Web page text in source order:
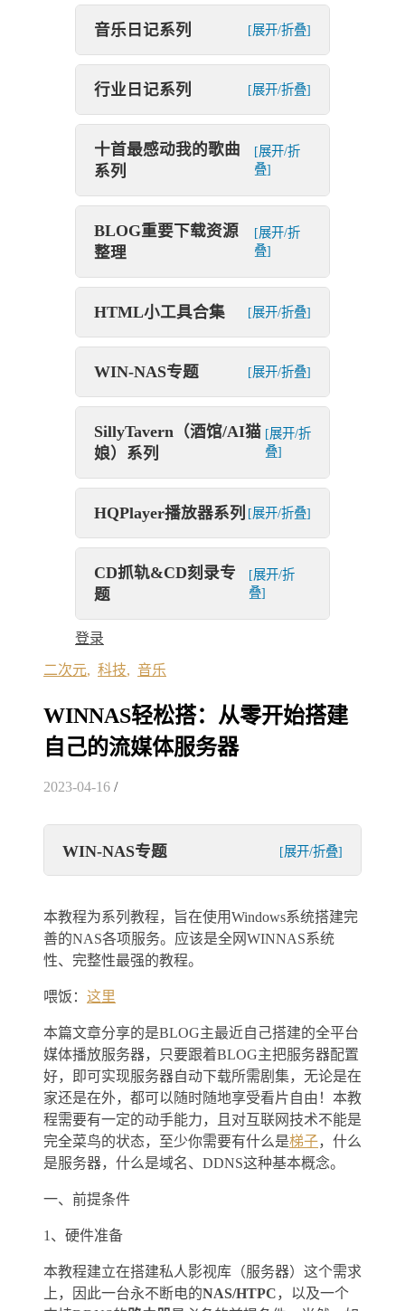
音乐日记系列 [展开/折叠]
行业日记系列 [展开/折叠]
十首最感动我的歌曲
系列
[展开/折
叠]
BLOG重要下载资源
整理
[展开/折
叠]
HTML小工具合集 [展开/折叠]
WIN-NAS专题 [展开/折叠]
SillyTavern（酒馆/AI猫
娘）系列
[展开/折
叠]
HQPlayer播放器系列 [展开/折叠]
CD抓轨&CD刻录专
题
[展开/折
叠]
登录
二次元, 科技, 音乐
WINNAS轻松搭：从零开始搭建
自己的流媒体服务器
2023-04-16 /
WIN-NAS专题 [展开/折叠]
本教程为系列教程，旨在使用Windows系统搭建完
善的NAS各项服务。应该是全网WINNAS系统
性、完整性最强的教程。
喂饭： 这里
本篇文章分享的是BLOG主最近自己搭建的全平台
媒体播放服务器，只要跟着BLOG主把服务器配置
好，即可实现服务器自动下载所需剧集，无论是在
家还是在外，都可以随时随地享受看片自由！本教
程需要有一定的动手能力，且对互联网技术不能是
完全菜鸟的状态，至少你需要有什么是梯子，什么
是服务器，什么是域名、DDNS这种基本概念。
一、前提条件
1、硬件准备
本教程建立在搭建私人影视库（服务器）这个需求
上，因此一台永不断电的NAS/HTPC，以及一个